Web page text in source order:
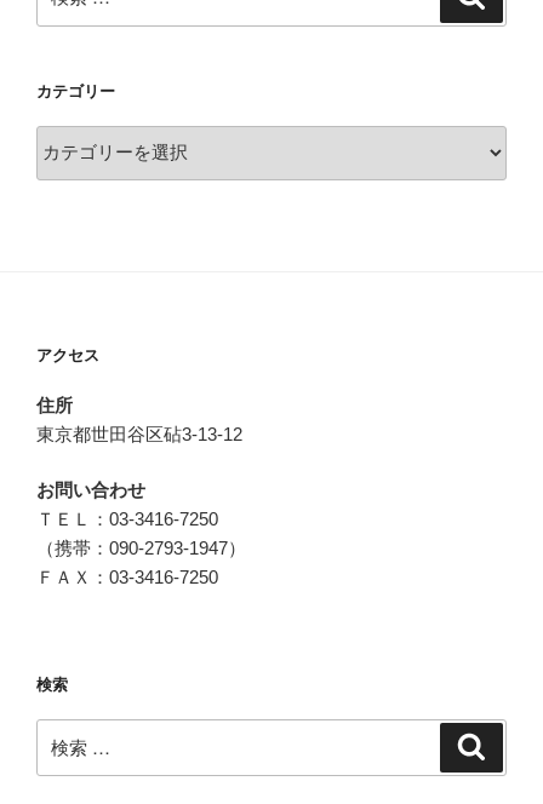
索:
カテゴリー
アクセス
住所
東京都世田谷区砧3-13-12
お問い合わせ
ＴＥＬ：03-3416-7250
（携帯：090-2793-1947）
ＦＡＸ：03-3416-7250
検索
索: